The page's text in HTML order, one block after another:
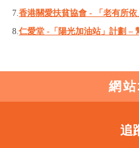
7. 香港關愛扶貧協會 - 「老有所
8. 仁愛堂 -「陽光加油站」計劃 –
網站
追